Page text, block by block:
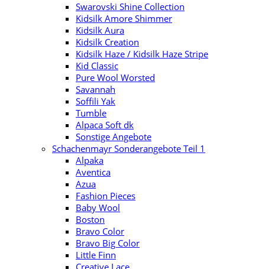
Swarovski Shine Collection
Kidsilk Amore Shimmer
Kidsilk Aura
Kidsilk Creation
Kidsilk Haze / Kidsilk Haze Stripe
Kid Classic
Pure Wool Worsted
Savannah
Soffili Yak
Tumble
Alpaca Soft dk
Sonstige Angebote
Schachenmayr Sonderangebote Teil 1
Alpaka
Aventica
Azua
Fashion Pieces
Baby Wool
Boston
Bravo Color
Bravo Big Color
Little Finn
Creative Lace